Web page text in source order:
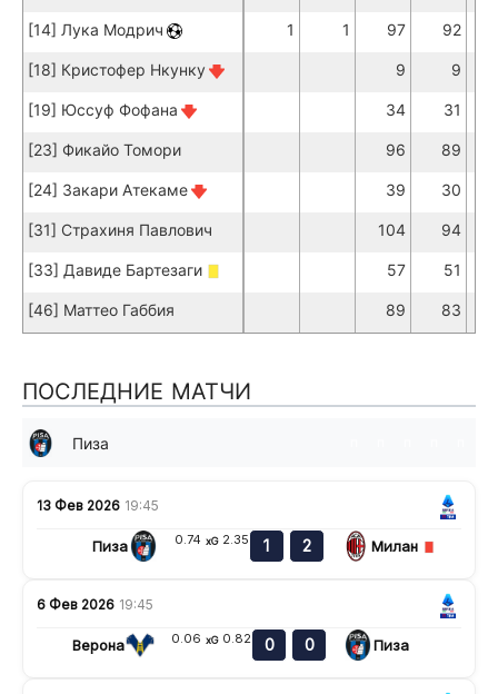
[14] Лука Модрич 1 1 97 92
[18] Кристофер Нкунку 9 9
[19] Юссуф Фофана 34 31
[23] Фикайо Томори 96 89
[24] Закари Атекаме 39 30
[31] Страхиня Павлович 104 94
[33] Давиде Бартезаги 57 51
[46] Маттео Габбия 89 83
ПОСЛЕДНИЕ МАТЧИ
Пиза
13 Фев 2026 19:45
Пиза 0.74 xG 2.35 1 2 Милан
6 Фев 2026 19:45
Верона 0.06 xG 0.82 0 0 Пиза